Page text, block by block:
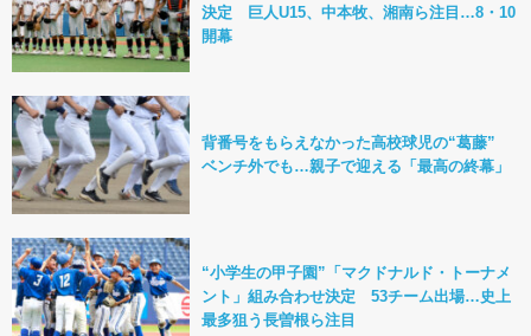
決定 巨人U15、中本牧、湘南ら注目…8・10
開幕
背番号をもらえなかった高校球児の“葛藤”
ベンチ外でも…親子で迎える「最高の終幕」
“小学生の甲子園”「マクドナルド・トーナメ
ント」組み合わせ決定 53チーム出場…史上
最多狙う長曽根ら注目